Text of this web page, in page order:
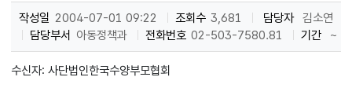
작성일 2004-07-01 09:22 조회수 3,681 담당자 김소연
담당부서 아동정책과 전화번호 02-503-7580.81 기간 ~
수신자: 사단법인한국수양부모협회